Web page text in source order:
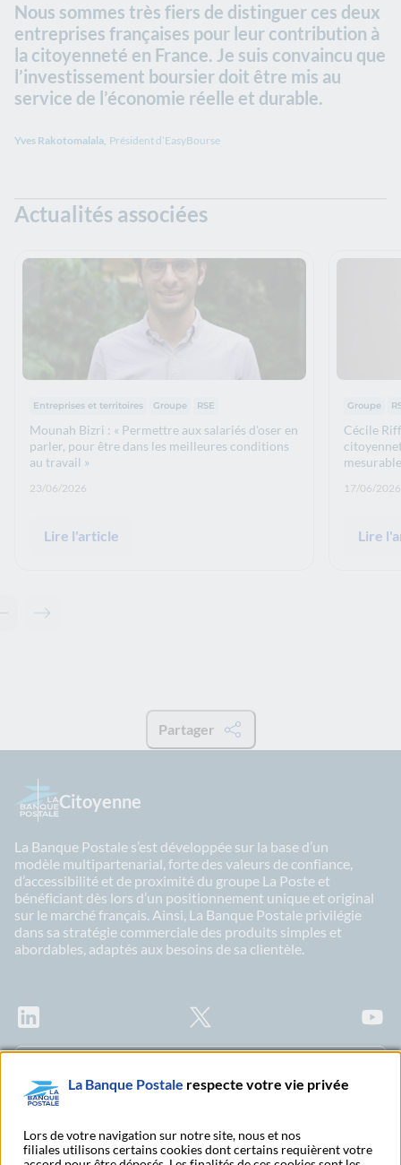
Nous sommes très fiers de distinguer ces deux
entreprises françaises pour leur contribution à
la citoyenneté en France. Je suis convaincu que
l’investissement boursier doit être mis au
service de l’économie réelle et durable.
Yves Rakotomalala, Président d’EasyBourse
Actualités associées
Thématiques :
Entreprises et territoires Groupe RSE
Mounah Bizri : « Permettre aux salariés d'oser en
parler, pour être dans les meilleures conditions
au travail »
Date de publication: :
23/06/2026
Lire l'article
Groupe
Cécile
Date de
17/06/2026
Lire
Contenu précédent - Actualités associées
Contenu suivant - Actualités associées
Partager
Citoyenne
La Banque Postale s’est développée sur la base d’un
modèle multipartenarial, forte des valeurs de confiance,
d’accessibilité et de proximité du groupe La Poste et
bénéficiant dès lors d’un positionnement unique et original
sur le marché français. Ainsi, La Banque Postale privilégie
dans sa stratégie commerciale des produits simples et
abordables, adaptés aux besoins de sa clientèle.
Citoyenne
La Banque Postale respecte votre vie privée
Lors de votre navigation sur notre site, nous et nos
filiales utilisons certains cookies dont certains requièrent votre